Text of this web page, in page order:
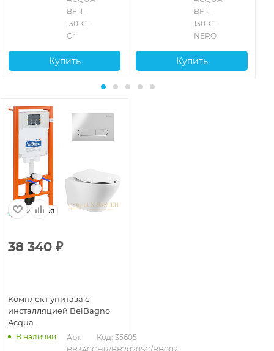
BF-1-
130-C-
Cr
Купить
BF-1-
130-C-
NERO
Купить
Италия
38 340 ₽
Комплект унитаза с
инсталляцией BelBagno
Acqua
BB340CHR/BB2020SC/BB002-
80/BB005-PR-CHROME с
В наличии
Арт.:
Код: 35605